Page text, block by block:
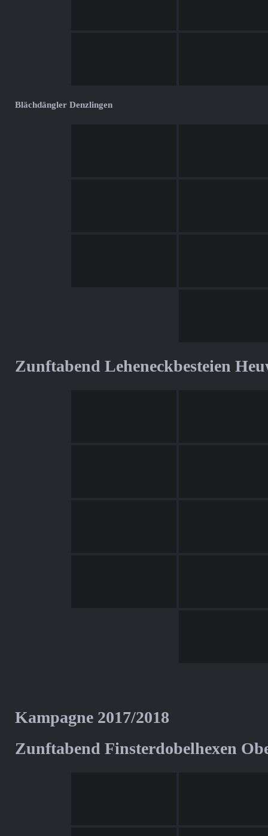
Blächdängler Denzlingen
Zunftabend Leheneckbesteien
Kampagne 2017/2018
Zunftabend Finsterdobelhexen